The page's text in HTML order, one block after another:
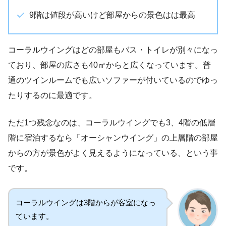
9階は値段が高いけど部屋からの景色はは最高
コーラルウイングはどの部屋もバス・トイレが別々になっ
ており、部屋の広さも40㎥からと広くなっています。普
通のツインルームでも広いソファーが付いているのでゆっ
たりするのに最適です。
ただ1つ残念なのは、コーラルウイングでも3、4階の低層
階に宿泊するなら「オーシャンウイング」の上層階の部屋
からの方が景色がよく見えるようになっている、という事
です。
コーラルウイングは3階からが客室になっ
ています。